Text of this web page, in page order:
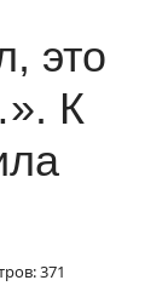
это
К
371